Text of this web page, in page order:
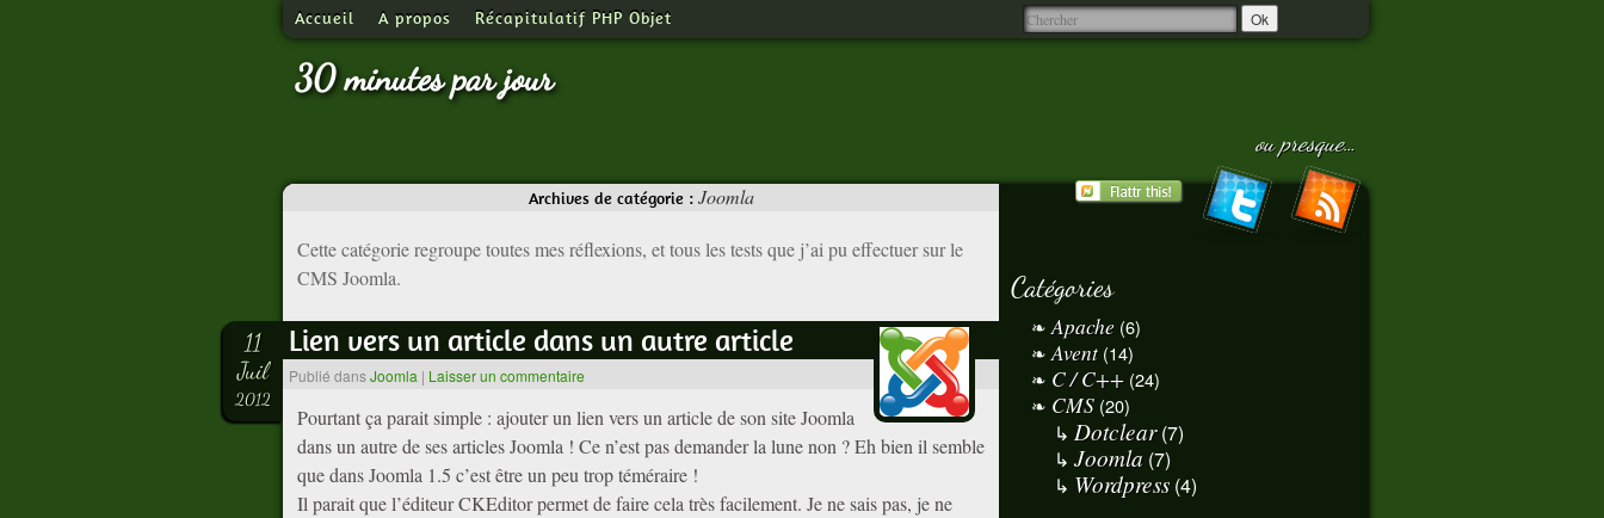
Accueil A propos Récapitulatif PHP Objet
30 minutes par jour
ou presque…
Archives de catégorie : Joomla
Cette catégorie regroupe toutes mes réflexions, et tous les tests que j’ai pu effectuer sur le
CMS Joomla.
Lien vers un article dans un autre article
Publié dansJoomla | Laisser un commentaire
11
Juil
2012
Pourtant ça parait simple : ajouter un lien vers un article de son site Joomla
dans un autre de ses articles Joomla ! Ce n’est pas demander la lune non ? Eh bien il semble
que dans Joomla 1.5 c’est être un peu trop téméraire !
Il parait que l’éditeur CKEditor permet de faire cela très facilement. Je ne sais pas, je ne
Catégories
Apache (6)
Avent(14)
C / C++ (24)
CMS (20)
Dotclear(7)
Joomla (7)
Wordpress (4)